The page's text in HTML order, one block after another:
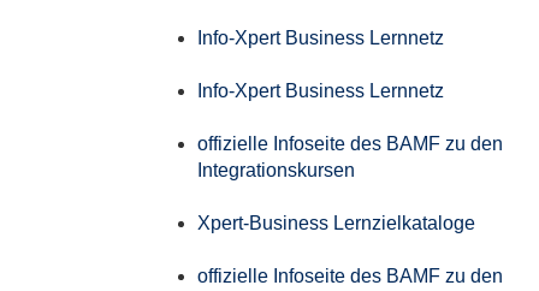
Info-Xpert Business Lernnetz
Info-Xpert Business Lernnetz
offizielle Infoseite des BAMF zu den
Integrationskursen
Xpert-Business Lernzielkataloge
offizielle Infoseite des BAMF zu den